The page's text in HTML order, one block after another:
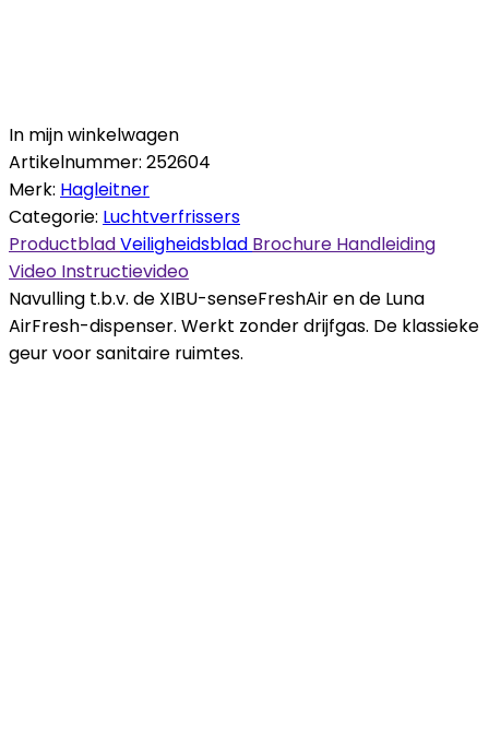
In mijn winkelwagen
Artikelnummer: 252604
Merk: Hagleitner
Categorie: Luchtverfrissers
ProductbladVeiligheidsblad Brochure Handleiding
Video Instructievideo
Navulling t.b.v. de XIBU-senseFreshAir en de Luna
AirFresh-dispenser. Werkt zonder drijfgas. De klassieke
geur voor sanitaire ruimtes.